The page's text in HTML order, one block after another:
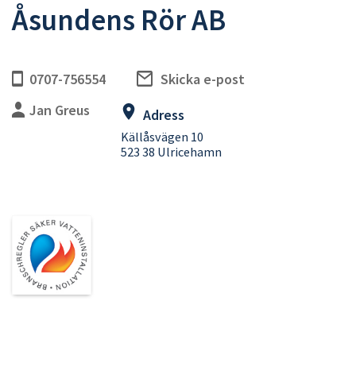
Åsundens Rör AB
0707-756554
Skicka e-post
Jan Greus
Adress
Källåsvägen 10
523 38 Ulricehamn